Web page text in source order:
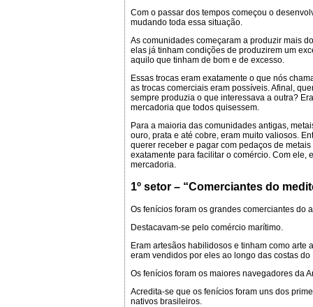
Com o passar dos tempos começou o
mudando toda essa situação.
As comunidades começaram a produzir mais
elas já tinham condições de produzirem um
aquilo que tinham de bom e de excesso.
Essas trocas eram exatamente o que nós
as trocas comerciais eram possíveis. Afinal,
sempre produzia o que interessava a outra?
mercadoria que todos quisessem.
Para a maioria das comunidades antigas,
ouro, prata e até cobre, eram muito valiosos.
querer receber e pagar com pedaços de
exatamente para facilitar o comércio. Com ele,
mercadoria.
1º setor – “Comerciantes do
Os fenícios foram os grandes comerciantes do
Destacavam-se pelo comércio marítimo.
Eram artesãos habilidosos e tinham como arte
eram vendidos por eles ao longo das costas do
Os fenícios foram os maiores navegadores da
Acredita-se que os fenícios foram uns dos
nativos brasileiros.